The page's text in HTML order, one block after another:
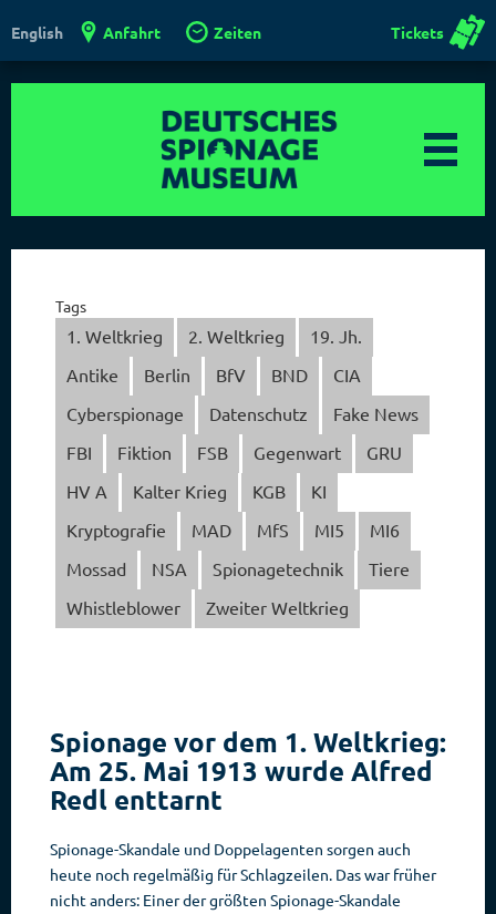
English Anfahrt Zeiten Tickets
Tags
1. Weltkrieg 2. Weltkrieg
19. Jh.
Antike
Berlin BfV BND
CIA
Cyberspionage
Datenschutz
Fake News
FBI
Fiktion FSB Gegenwart
GRU
HV A
Kalter Krieg KGB
KI
Kryptografie
MAD MfS MI5
MI6
Mossad
NSA Spionagetechnik
Tiere
Whistleblower
Zweiter Weltkrieg
Spionage vor dem 1. Weltkrieg:
Am 25. Mai 1913 wurde Alfred
Redl enttarnt
Spionage-Skandale und Doppelagenten sorgen auch
heute noch regelmäßig für Schlagzeilen. Das war früher
nicht anders: Einer der größten Spionage-Skandale